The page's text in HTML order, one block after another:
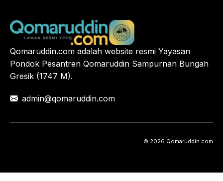
Qomaruddin.com adalah website resmi Yayasan
Pondok Pesantren Qomaruddin Sampurnan Bungah
Gresik (1747 M).
admin@qomaruddin.com
© 2026 Qomaruddin.com